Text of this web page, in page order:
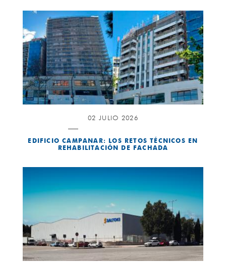
02 JULIO 2026
EDIFICIO CAMPANAR: LOS RETOS TÉCNICOS EN
REHABILITACIÓN DE FACHADA